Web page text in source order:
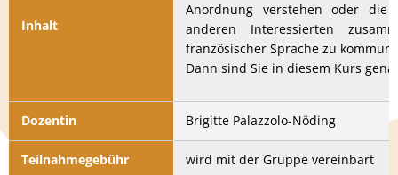
Inhalt
Anordnung verstehen oder die
anderen Interessierten
französischer Sprache zu
Dann sind Sie in diesem Kurs
Dozentin Brigitte Palazzolo-Nöding
Teilnahmegebühr wird mit der Gruppe vereinbart